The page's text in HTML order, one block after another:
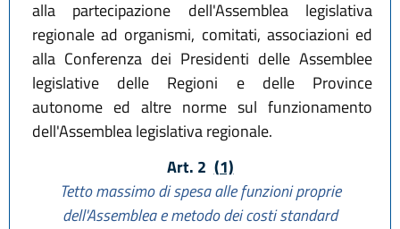
alla partecipazione dell'Assemblea legislativa
regionale ad organismi, comitati, associazioni ed
alla Conferenza dei Presidenti delle Assemblee
legislative delle Regioni e delle Province
autonome ed altre norme sul funzionamento
dell'Assemblea legislativa regionale.
Art. 2 (1)
Tetto massimo di spesa alle funzioni proprie
dell'Assemblea e metodo dei costi standard